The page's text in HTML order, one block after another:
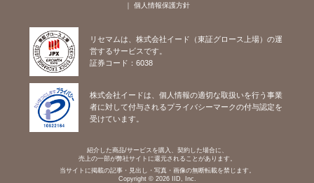
個人情報保護方針
リセマムは、株式会社イード（東証グロース上場）の運
営するサービスです。
証券コード：6038
株式会社イードは、個人情報の適切な取扱いを行う事業
者に対して付与されるプライバシーマークの付与認定を
受けています。
紹介した商品/サービスを購入、契約した場合に、
売上の一部が弊社サイトに還元されることがあります。
当サイトに掲載の記事・見出し・写真・画像の無断転載を禁じます。
Copyright © 2026 IID, Inc.